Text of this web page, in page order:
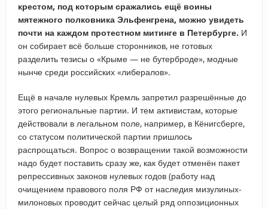
крестом, под которым сражались ещё воины
мятежного полковника Эльфенгрена, можно увидеть
почти на каждом протестном митинге в Петербурге. И
он собирает всё больше сторонников, не готовых
разделить тезисы о «Крыме — не бутерброде», модные
нынче среди российских «либералов».
Ещё в начале нулевых Кремль запретил разрешённые до
этого региональные партии. И тем активистам, которые
действовали в легальном поле, например, в Кёнигсберге,
со статусом политической партии пришлось
распрощаться. Вопрос о возвращении такой возможности
надо будет поставить сразу же, как будет отменён пакет
репрессивных законов нулевых годов (работу над
очищением правового поля РФ от наследия мизулиных-
милоновых проводит сейчас целый ряд оппозиционных